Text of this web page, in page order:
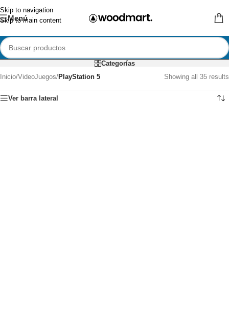
Skip to navigation
Skip to main content
Menú
Categorías
Inicio/VideoJuegos/PlayStation 5 Showing all 35 results
Ver barra lateral